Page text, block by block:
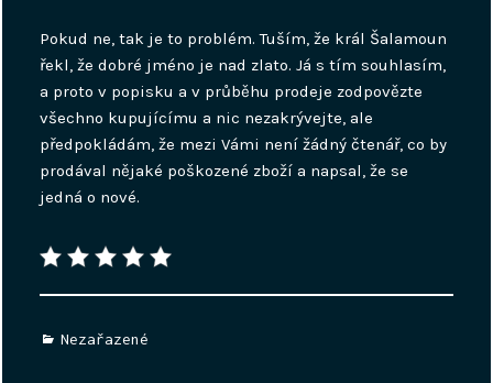
Pokud ne, tak je to problém. Tuším, že král Šalamoun
řekl, že dobré jméno je nad zlato. Já s tím souhlasím,
a proto v popisku a v průběhu prodeje zodpovězte
všechno kupujícímu a nic nezakrývejte, ale
předpokládám, že mezi Vámi není žádný čtenář, co by
prodával nějaké poškozené zboží a napsal, že se
jedná o nové.
Categories
Nezařazené